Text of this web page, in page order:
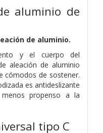
aluminio de
de aluminio.
y el cuerpo del
aleación de aluminio
cómodos de sostener.
es antideslizante
propenso a la
tipo C